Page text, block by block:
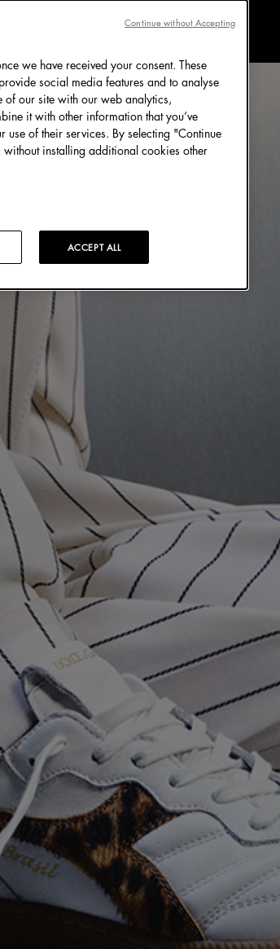
we have received your consent. These
social media features and to analyse
our site with our web analytics,
it with other information that you’ve
use of their services. By selecting "Continue
installing additional cookies other
ACCEPT ALL
Continue without Accepting